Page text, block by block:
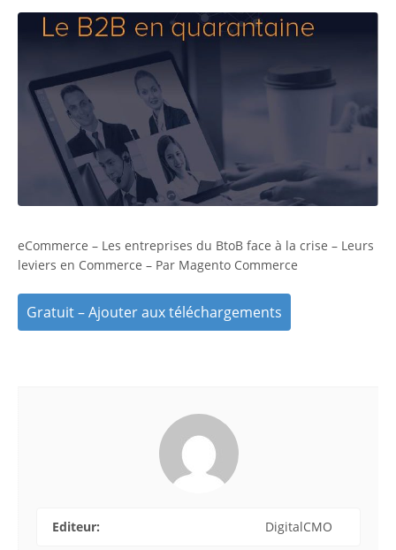
eCommerce – Les entreprises du BtoB face à la crise – Leurs
leviers en Commerce – Par Magento Commerce
Gratuit – Ajouter aux téléchargements
Editeur: DigitalCMO